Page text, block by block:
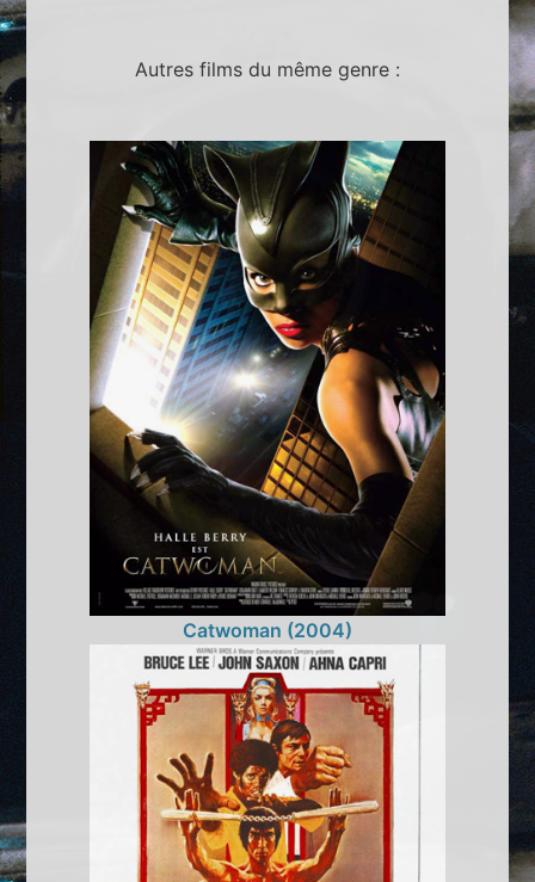
Autres films du même genre :
Catwoman (2004)